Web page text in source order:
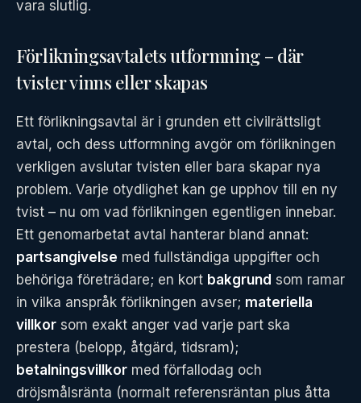
vara slutlig.
Förlikningsavtalets utformning – där
tvister vinns eller skapas
Ett förlikningsavtal är i grunden ett civilrättsligt
avtal, och dess utformning avgör om förlikningen
verkligen avslutar tvisten eller bara skapar nya
problem. Varje otydlighet kan ge upphov till en ny
tvist – nu om vad förlikningen egentligen innebar.
Ett genomarbetat avtal hanterar bland annat:
partsangivelse med fullständiga uppgifter och
behöriga företrädare; en kort bakgrund som ramar
in vilka anspråk förlikningen avser; materiella
villkor som exakt anger vad varje part ska
prestera (belopp, åtgärd, tidsram);
betalningsvillkor med förfallodag och
dröjsmålsränta (normalt referensräntan plus åtta